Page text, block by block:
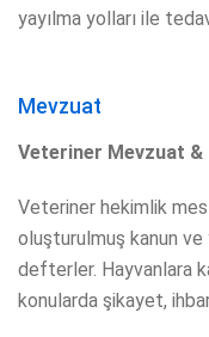
yayılma yolları ile
Mevzuat
Veteriner Mevzuat &
Veteriner hekimlik
oluşturulmuş kanun
defterler. Hayvanlara
konularda şikayet,